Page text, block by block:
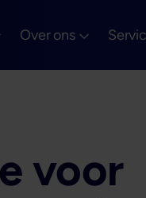
Over ons
voor